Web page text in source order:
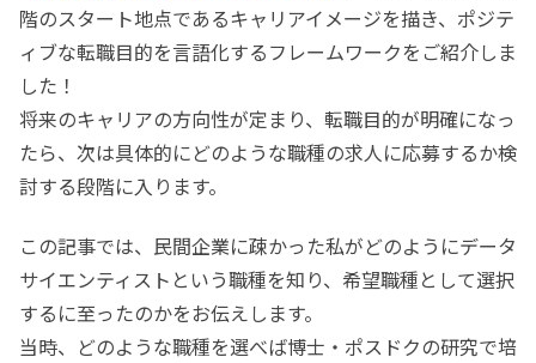
階のスタート地点であるキャリアイメージを描き、ポジテ
ィブな転職目的を言語化するフレームワークをご紹介しま
した！
将来のキャリアの方向性が定まり、転職目的が明確になっ
たら、次は具体的にどのような職種の求人に応募するか検
討する段階に入ります。
この記事では、民間企業に疎かった私がどのようにデータ
サイエンティストという職種を知り、希望職種として選択
するに至ったのかをお伝えします。
当時、どのような職種を選べば博士・ポスドクの研究で培